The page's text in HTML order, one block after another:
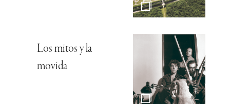
Los mitos y la
movida